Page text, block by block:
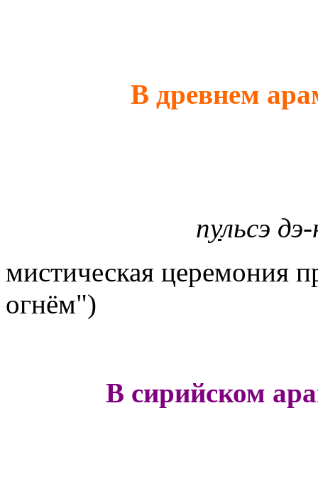
пульсэ
мистическая церемония
огнём")
В сирийском